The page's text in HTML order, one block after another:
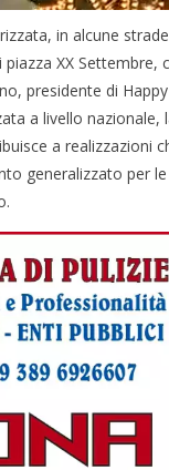
in alcune
XX
presidente di
a livello nazionale,
a realizzazioni
generalizzato per